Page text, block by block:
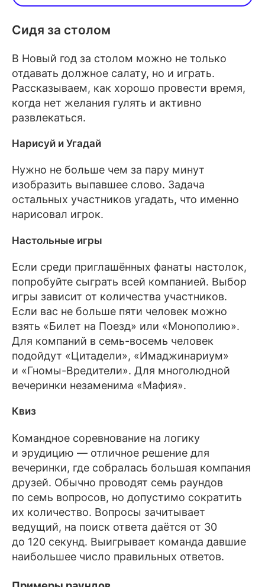
1. Произнести свое имя, фамилию
в комнате и убедить всех, что его
обязательно нужно купить.
3. Изобразить Деда Мороза.
4. Изобразить Супермена.
5. Развернуть и съесть конфету без рук.
6. Погадать по книге всем
присутствующим.
7. Сложите из бумаги фигурку оригами.
8. Пойти и подарить соседям сладости
9. Нарисовать ручкой рисунок на руке.
10. Нарисовать ёлку с завязанными
глазами/без рук.
Сидя за столом
В Новый год за столом можно не только
отдавать должное салату, но и играть.
Рассказываем, как хорошо провести время,
когда нет желания гулять и активно
развлекаться.
Нарисуй и Угадай
Нужно не больше чем за пару минут
изобразить выпавшее слово. Задача
остальных участников угадать, что именно
нарисовал игрок.
Настольные игры
Если среди приглашённых фанаты настолок,
попробуйте сыграть всей компанией. Выбор
игры зависит от количества участников.
Если вас не больше пяти человек можно
взять «Билет на Поезд» или «Монополию».
Для компаний в семь-восемь человек
подойдут «Цитадели», «Имаджинариум»
и «Гномы-Вредители». Для многолюдной
вечеринки незаменима «Мафия».
Квиз
Командное соревнование на логику
и эрудицию — отличное решение для
вечеринки, где собралась большая компания
друзей. Обычно проводят семь раундов
по семь вопросов, но допустимо сократить
их количество. Вопросы зачитывает
ведущий, на поиск ответа даётся от 30
до 120 секунд. Выигрывает команда давшие
наибольшее число правильных ответов.